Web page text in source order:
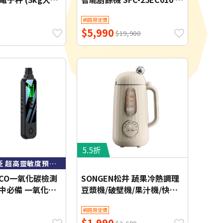
網路限定價
$5,990 $19,900
偵測範圍廣泛 超高靈敏度預防瓦斯中毒
一氧化碳檢測
必備 一氧化碳
5.5折
SONGEN松井 蔬果冷熱調理
豆漿機/破壁機/果汁機/快煮
網路限定價